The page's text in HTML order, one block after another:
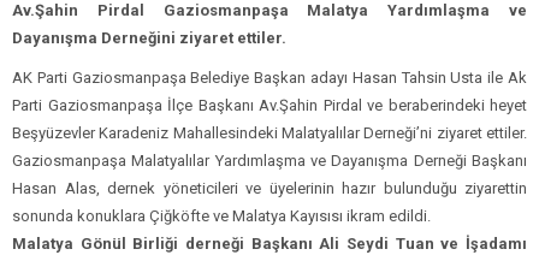
EĞİTİM
Av.Şahin Pirdal Gaziosmanpaşa Malatya Yardımlaşma ve
Dayanışma Derneğini ziyaret ettiler.
AK Parti Gaziosmanpaşa Belediye Başkan adayı Hasan Tahsin Usta ile Ak
Parti Gaziosmanpaşa İlçe Başkanı Av.Şahin Pirdal ve beraberindeki heyet
Beşyüzevler Karadeniz Mahallesindeki Malatyalılar Derneği’ni ziyaret ettiler.
Gaziosmanpaşa Malatyalılar Yardımlaşma ve Dayanışma Derneği Başkanı
Hasan Alas, dernek yöneticileri ve üyelerinin hazır bulunduğu ziyarettin
sonunda konuklara Çiğköfte ve Malatya Kayısısı ikram edildi.
Malatya Gönül Birliği derneği Başkanı Ali Seydi Tuan ve İşadamı